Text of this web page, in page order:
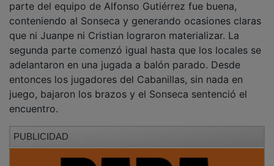
parte del equipo de Alfonso Gutiérrez fue buena,
conteniendo al Sonseca y generando ocasiones claras
que ni Juanpe ni Cristian lograron materializar. La
segunda parte comenzó igual hasta que los locales se
adelantaron en una jugada a balón parado. Desde
entonces los jugadores del Cabanillas, sin nada en
juego, bajaron los brazos y el Sonseca sentenció el
encuentro.
PUBLICIDAD